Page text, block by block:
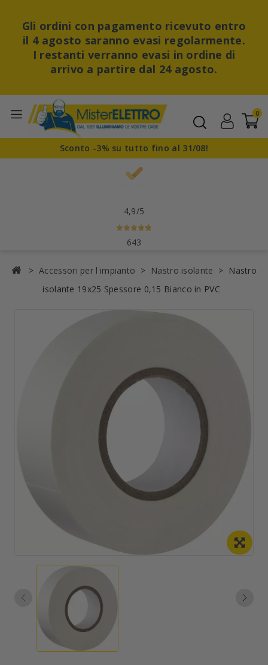
Gli ordini con pagamento ricevuto entro
il 4 agosto saranno evasi regolarmente.
I restanti verranno evasi in ordine di
arrivo a partire dal 24 agosto.
0
Sconto -3% su tutto fino al 31/08!
4,9/5
643
Accessori per l'impianto Nastro isolante
Nastro
isolante 19x25 Spessore 0,15 Bianco in PVC